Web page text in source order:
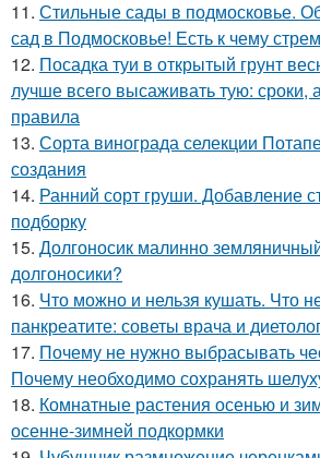
11. Стильные сады в подмосковье.
сад в Подмосковье! Есть к чему
12. Посадка туи в открытый грунт
лучше всего высаживать тую: сроки,
правила
13. Сорта винограда селекции
создания
14. Ранний сорт груши. Добавление
подборку
15. Долгоносик малинно
долгоносики?
16. Что можно и нельзя кушать. Что
панкреатите: советы врача и
17. Почему не нужно выбрасывать
Почему необходимо сохранять
18. Комнатные растения осенью и
осенне-зимней подкормки